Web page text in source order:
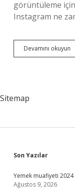
görüntüleme
Instagram ne
Devamını okuyun
Sitemap
Sidebar
Son Yazılar
Yemek muafiyeti 2024
Ağustos 9, 2026